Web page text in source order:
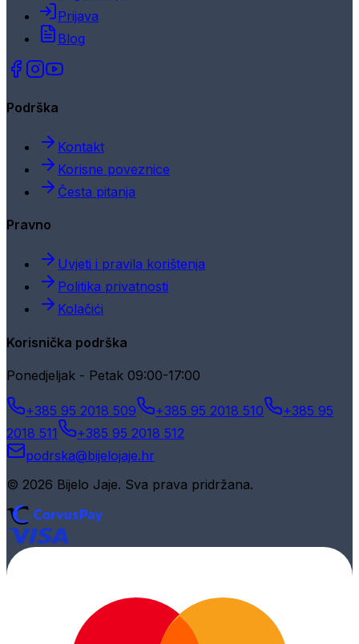
Prijava
Blog
Podrška
Kontakt
Korisne poveznice
Česta pitanja
Pravno
Uvjeti i pravila korištenja
Politika privatnosti
Kolačići
Korisnička podrška
Ponedjeljak - Petak 09:00-17:00
+385 95 2018 509 +385 95 2018 510
+385 95
2018 511
+385 95 2018 512
podrska@bijelojaje.hr
© 2026 Bijelo Jaje. Sva prava pridržana.